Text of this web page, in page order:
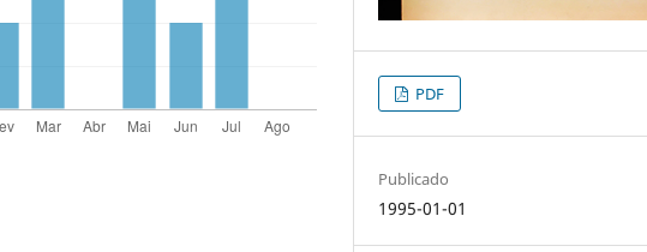
PDF
Publicado
1995-01-01